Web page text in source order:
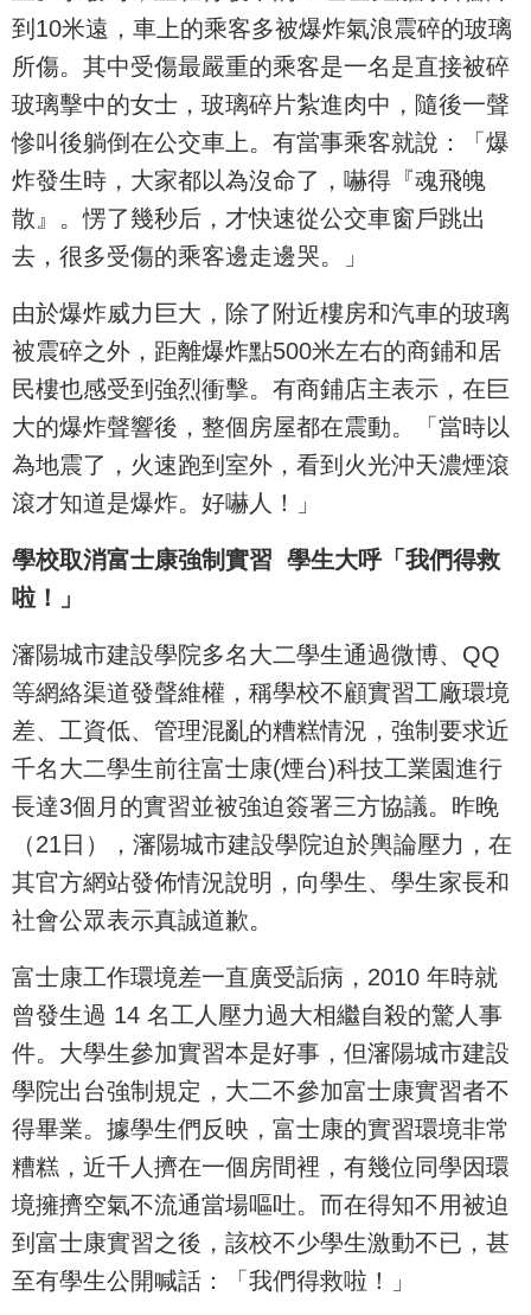
到10米遠，車上的乘客多被爆炸氣浪震碎的玻璃
所傷。其中受傷最嚴重的乘客是一名是直接被碎
玻璃擊中的女士，玻璃碎片紮進肉中，隨後一聲
慘叫後躺倒在公交車上。有當事乘客就說：「爆
炸發生時，大家都以為沒命了，嚇得『魂飛魄
散』。愣了幾秒后，才快速從公交車窗戶跳出
去，很多受傷的乘客邊走邊哭。」
由於爆炸威力巨大，除了附近樓房和汽車的玻璃
被震碎之外，距離爆炸點500米左右的商鋪和居
民樓也感受到強烈衝擊。有商鋪店主表示，在巨
大的爆炸聲響後，整個房屋都在震動。「當時以
為地震了，火速跑到室外，看到火光沖天濃煙滾
滾才知道是爆炸。好嚇人！」
學校取消富士康強制實習 學生大呼「我們得救
啦！」
瀋陽城市建設學院多名大二學生通過微博、QQ
等網絡渠道發聲維權，稱學校不顧實習工廠環境
差、工資低、管理混亂的糟糕情況，強制要求近
千名大二學生前往富士康(煙台)科技工業園進行
長達3個月的實習並被強迫簽署三方協議。昨晚
（21日），瀋陽城市建設學院迫於輿論壓力，在
其官方網站發佈情況說明，向學生、學生家長和
社會公眾表示真誠道歉。
富士康工作環境差一直廣受詬病，2010 年時就
曾發生過 14 名工人壓力過大相繼自殺的驚人事
件。大學生參加實習本是好事，但瀋陽城市建設
學院出台強制規定，大二不參加富士康實習者不
得畢業。據學生們反映，富士康的實習環境非常
糟糕，近千人擠在一個房間裡，有幾位同學因環
境擁擠空氣不流通當場嘔吐。而在得知不用被迫
到富士康實習之後，該校不少學生激動不已，甚
至有學生公開喊話：「我們得救啦！」